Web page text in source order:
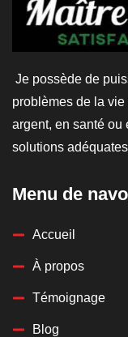
Je possède de
problèmes de la
argent, en santé ou
solutions
Menu de
Accueil
À propos
Témoignage
Blog